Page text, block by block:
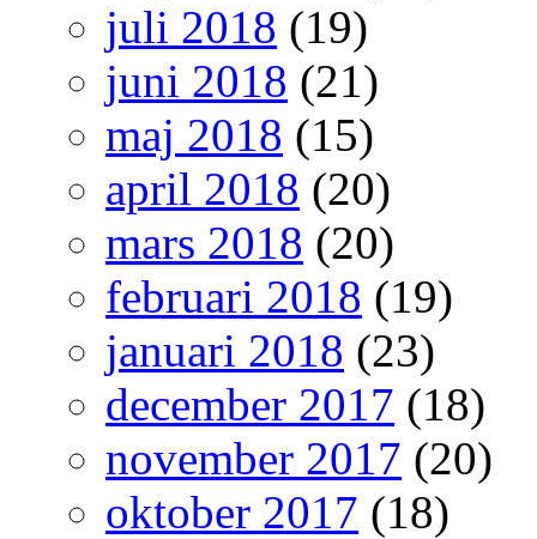
juli 2018 (19)
juni 2018 (21)
maj 2018 (15)
april 2018 (20)
mars 2018 (20)
februari 2018 (19)
januari 2018 (23)
december 2017 (18)
november 2017 (20)
oktober 2017 (18)